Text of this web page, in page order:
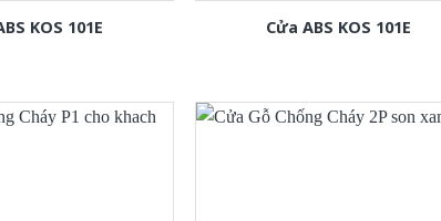
KOS 101E Cửa ABS KOS 101E